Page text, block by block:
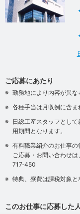
ご応募にあたり
勤務地により内容が異な
各種手当は月収例に含ま
日総工産スタッフとし
用期間となります。
有料職業紹介のお仕事の
ご応募・お問い合わせ
717‐450
特典、寮費は課税対象と
このお仕事に応募した